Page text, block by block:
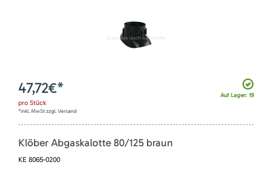
Auf Lager: 19
47,72€*
pro Stück
*inkl. MwSt zzgl. Versand
Klöber Abgaskalotte 80/125 braun
KE 8065-0200